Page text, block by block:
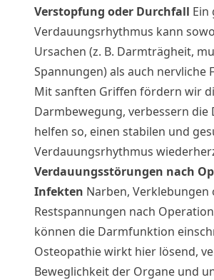
Verstopfung oder Durchfall
Verdauungsrhythmus kann
Ursachen (z. B. Darmträgheit,
Spannungen) als auch nervliche
Mit sanften Griffen fördern wir
Darmbewegung, verbessern
helfen so, einen stabilen und
Verdauungsrhythmus
Verdauungsstörungen nach
Infekten Narben, Verklebungen
Restspannungen nach
können die Darmfunktion
Osteopathie wirkt hier lösend,
Beweglichkeit der Organe und